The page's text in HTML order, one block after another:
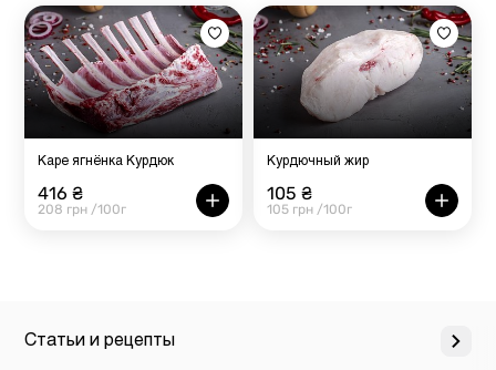
Каре ягнёнка Курдюк
416 ₴
208 грн /100г
Курдючный жир
105 ₴
105 грн /100г
Статьи и рецепты